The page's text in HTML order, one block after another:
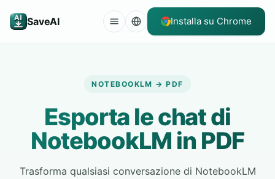
SaveAI Installa su Chrome
NOTEBOOKLM → PDF
Esporta le chat di
NotebookLM in PDF
Trasforma qualsiasi conversazione di NotebookLM